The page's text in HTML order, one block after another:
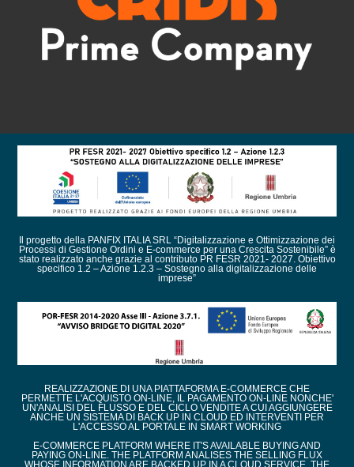
Il progetto della PANFIX ITALIA SRL “Digitalizzazione e Ottimizzazione dei
Processi di Gestione Ordini e E-commerce per una Crescita Sostenibile” è
stato realizzato anche grazie al contributo PR FESR 2021- 2027. Obiettivo
specifico 1.2 – Azione 1.2.3 – Sostegno alla digitalizzazione delle
imprese”
REALIZZAZIONE DI UNA PIATTAFORMA E-COMMERCE CHE
PERMETTE L'ACQUISTO ON-LINE, IL PAGAMENTO ON-LINE NONCHE'
UN'ANALISI DEL FLUSSO E DEL CICLO VENDITE A CUI AGGIUNGERE
ANCHE UN SISTEMA DI BACK UP IN CLOUD ED INTERVENTI PER
L'ACCESSO AL PORTALE IN SMART WORKING
E-COMMERCE PLATFORM WHERE IT'S AVAILABLE BUYING AND
PAYING ON-LINE. THE PLATFORM ANALISES THE SELLING FLUX
WHOSE INFORMATION ARE BACKED UP IN A CLOUD SERVICE. THE